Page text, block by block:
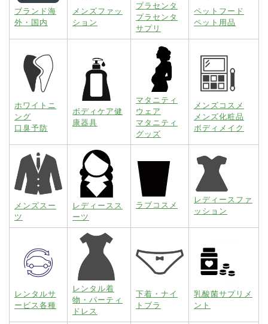
ブランド海
外・国内
メンズファッ
ション
プラセンタ
プラセンタ
サプリ
ペットフード
ペット用品
ホワイトニ
ング
口臭予防
ボディケア健
康器具
マタニティ
ウェア
マタニティ
グッズ
メンズコスメ
メンズ化粧品
ボディメイク
メンズスー
ツ
レディースス
ーツ
ラブコスメ
レディースファ
ッション
レンタルサ
ービス各種
レンタル着
物・パーティ
ドレス
下着・ナイ
トブラ
乳酸菌サプリメ
ント